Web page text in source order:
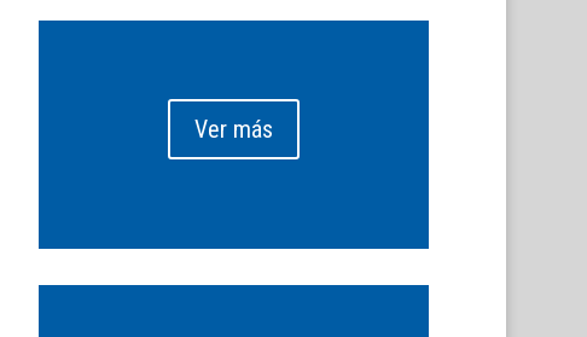
Ver más